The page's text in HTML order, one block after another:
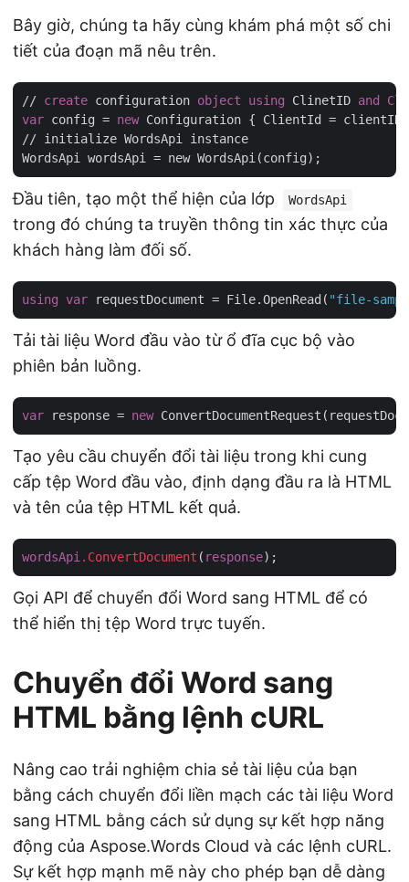
Bây giờ, chúng ta hãy cùng khám phá một số chi
tiết của đoạn mã nêu trên.
// create configuration object using ClinetID and
var config = new Configuration { ClientId =
// initialize WordsApi instance
Đầu tiên, tạo một thể hiện của lớp WordsApi
trong đó chúng ta truyền thông tin xác thực của
khách hàng làm đối số.
using var requestDocument = File.OpenRead( "file-
Tải tài liệu Word đầu vào từ ổ đĩa cục bộ vào
phiên bản luồng.
var response = new
Tạo yêu cầu chuyển đổi tài liệu trong khi cung
cấp tệp Word đầu vào, định dạng đầu ra là HTML
và tên của tệp HTML kết quả.
wordsApi .ConvertDocument ( response
Gọi API để chuyển đổi Word sang HTML để có
thể hiển thị tệp Word trực tuyến.
Chuyển đổi Word sang
HTML bằng lệnh cURL
Nâng cao trải nghiệm chia sẻ tài liệu của bạn
bằng cách chuyển đổi liền mạch các tài liệu Word
sang HTML bằng cách sử dụng sự kết hợp năng
động của Aspose.Words Cloud và các lệnh cURL.
Sự kết hợp mạnh mẽ này cho phép bạn dễ dàng